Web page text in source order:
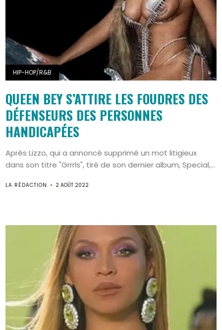
HIP-HOP/R&B
QUEEN BEY S’ATTIRE LES FOUDRES DES
DÉFENSEURS DES PERSONNES
HANDICAPÉES
Après Lizzo, qui a annoncé supprimé un mot litigieux
dans son titre "Grrrls", tiré de son dernier album, Special,...
LA RÉDACTION 2 AOÛT 2022